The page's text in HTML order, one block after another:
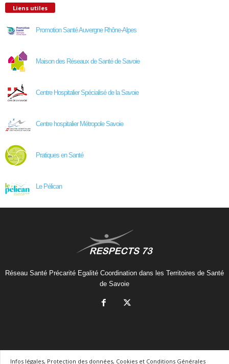
Liens utiles
Promotion Santé Auvergne Rhône-Alpes
Maison des Réseaux de Santé de Savoie
Centre Hospitalier Spécialisé de la Savoie
Centre hospitalier Métropole Savoie
Pratiques en Santé
Le Pélican
Réseau Santé Précarité Egalité Coordination dans les Territoires de Santé
de Savoie
Infos légales, Protection des données, Cookies et Conditions Générales